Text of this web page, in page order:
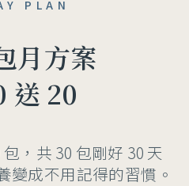
PLAN
月方案
送 20
，共 30 包剛好 30 天
變成不用記得的習慣。